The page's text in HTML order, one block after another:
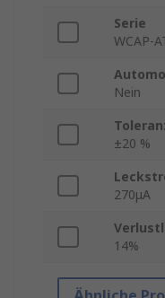
Serie
WCAP-
Nein
±20 %
270μA
14%